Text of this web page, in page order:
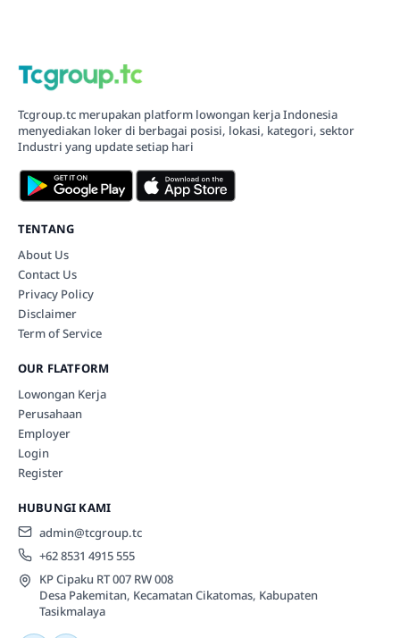
Tcgroup.tc merupakan platform lowongan kerja Indonesia
menyediakan loker di berbagai posisi, lokasi, kategori, sektor
Industri yang update setiap hari
TENTANG
About Us
Contact Us
Privacy Policy
Disclaimer
Term of Service
OUR FLATFORM
Lowongan Kerja
Perusahaan
Employer
Login
Register
HUBUNGI KAMI
admin@tcgroup.tc
+62 8531 4915 555
KP Cipaku RT 007 RW 008
Desa Pakemitan, Kecamatan Cikatomas, Kabupaten
Tasikmalaya